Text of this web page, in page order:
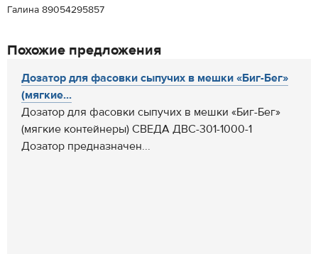
Галина 89054295857
Похожие предложения
Дозатор для фасовки сыпучих в мешки «Биг-Бег»
(мягкие...
Дозатор для фасовки сыпучих в мешки «Биг-Бег»
(мягкие контейнеры) СВЕДА ДВС-301-1000-1
Дозатор предназначен...